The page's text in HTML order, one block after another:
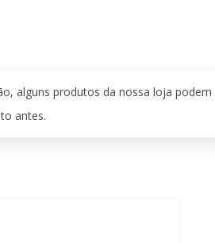
alguns produtos da nossa loja
antes.